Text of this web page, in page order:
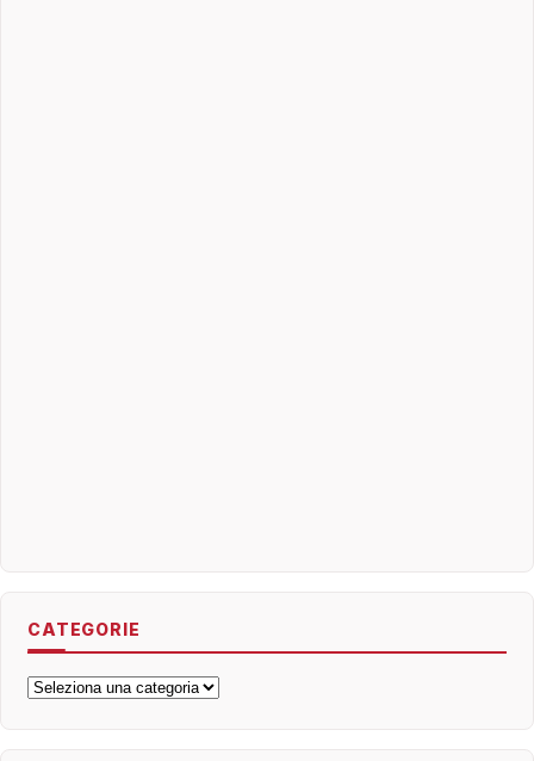
CATEGORIE
Categorie